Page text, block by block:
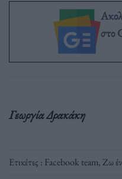
στο
Γεωργία Δρακάκη
Ετικέτες : Facebook team,Ζω